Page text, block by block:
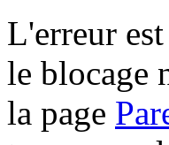
L'erreur
le blocage
la page